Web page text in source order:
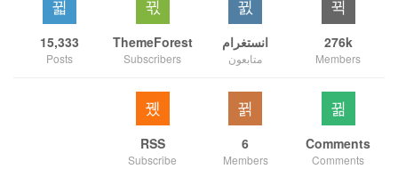
276k
Members
انستغرام
متابعون
ThemeForest
Subscribers
15,333
Posts
Comments
Comments
6
Members
RSS
Subscribe